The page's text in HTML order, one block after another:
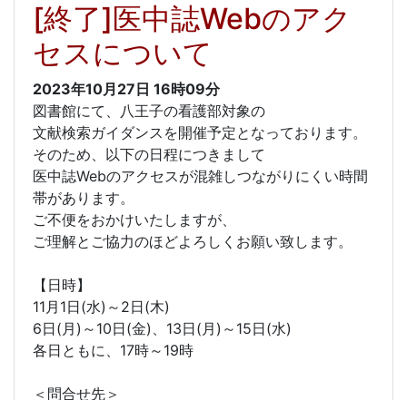
[終了]医中誌Webのアク
セスについて
2023年10月27日 16時09分
図書館にて、八王子の看護部対象の
文献検索ガイダンスを開催予定となっております。
そのため、以下の日程につきまして
医中誌Webのアクセスが混雑しつながりにくい時間
帯があります。
ご不便をおかけいたしますが、
ご理解とご協力のほどよろしくお願い致します。
【日時】
11月1日(水)～2日(木)
6日(月)～10日(金)、13日(月)～15日(水)
各日ともに、17時～19時
＜問合せ先＞